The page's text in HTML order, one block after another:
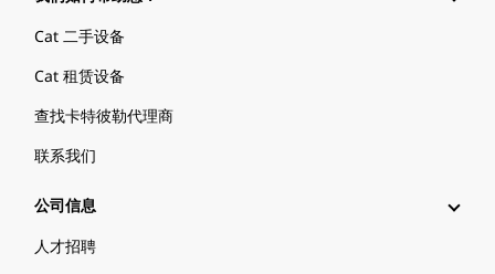
Cat 二手设备
Cat 租赁设备
查找卡特彼勒代理商
联系我们
公司信息
人才招聘